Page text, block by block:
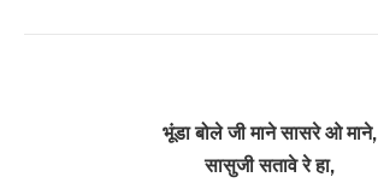
भूंडा बोले जी माने सासरे ओ माने,
सासुजी सतावे रे हा,